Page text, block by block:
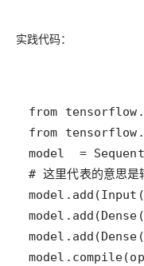
实践代码：